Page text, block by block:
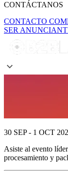
CONTÁCTANOS
CONTACTO
SER
30 SEP - 1 OCT
Asiste al evento líder
procesamiento y